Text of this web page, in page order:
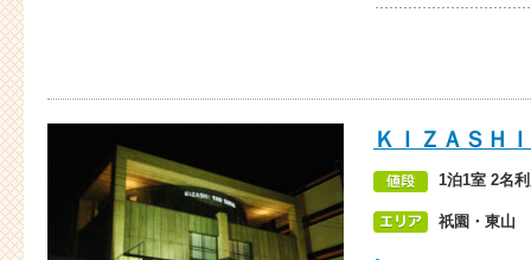
ＫＩＺＡＳ
1泊1室 2名
祇園・東山